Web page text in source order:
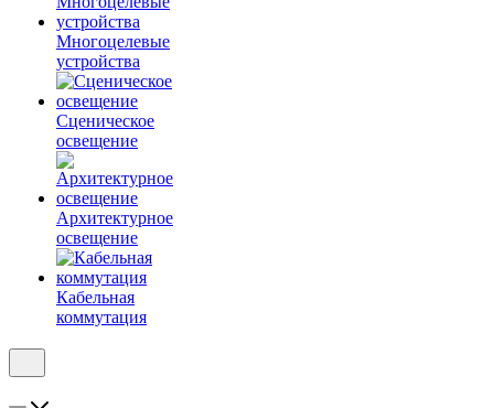
Многоцелевые
устройства
Сценическое
освещение
Архитектурное
освещение
Кабельная
коммутация